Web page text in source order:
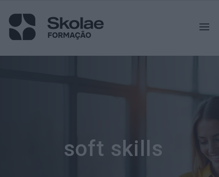
soft skills